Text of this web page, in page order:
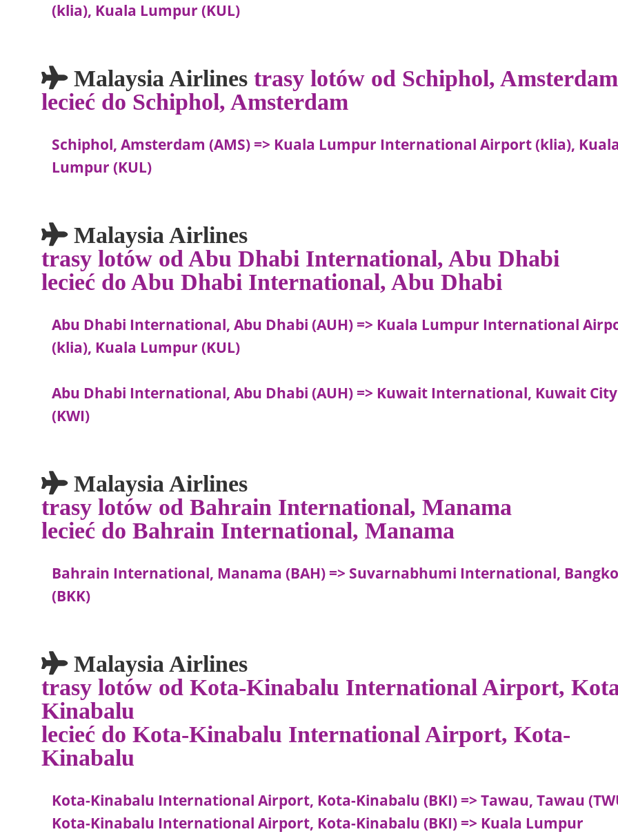
(klia), Kuala Lumpur (KUL)
Malaysia Airlinestrasy lotów od Schiphol, Amsterdam
lecieć do Schiphol, Amsterdam
Schiphol, Amsterdam (AMS) => Kuala Lumpur International Airport (klia),
Lumpur (KUL)
Malaysia Airlines
trasy lotów od Abu Dhabi International, Abu Dhabi
lecieć do Abu Dhabi International, Abu Dhabi
Abu Dhabi International, Abu Dhabi (AUH) => Kuala Lumpur International
(klia), Kuala Lumpur (KUL)
Abu Dhabi International, Abu Dhabi (AUH) => Kuwait International, Kuwait City
(KWI)
Malaysia Airlines
trasy lotów od Bahrain International, Manama
lecieć do Bahrain International, Manama
Bahrain International, Manama (BAH) => Suvarnabhumi International,
(BKK)
Malaysia Airlines
trasy lotów od Kota-Kinabalu International Airport,
Kinabalu
lecieć do Kota-Kinabalu International Airport, Kota-
Kinabalu
Kota-Kinabalu International Airport, Kota-Kinabalu (BKI) => Tawau, Tawau
Kota-Kinabalu International Airport, Kota-Kinabalu (BKI) => Kuala Lumpur